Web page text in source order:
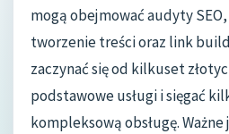
mogą obejmować audyty
tworzenie treści oraz link
zaczynać się od kilkuset
podstawowe usługi i sięgać
kompleksową obsługę.